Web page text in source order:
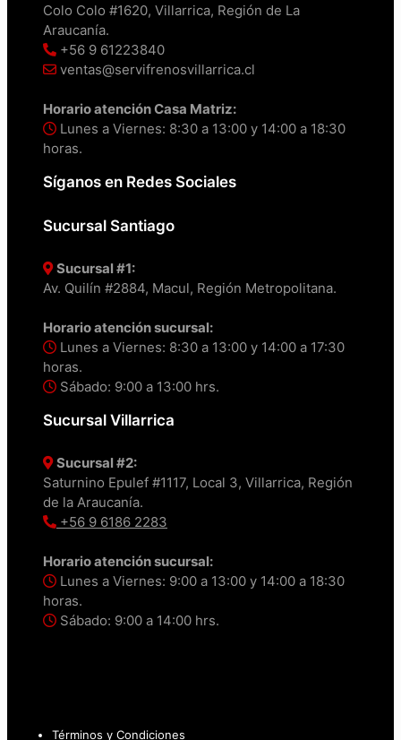
Colo Colo #1620, Villarrica, Región de La
Araucanía.
+56 9 61223840
ventas@servifrenosvillarrica.cl
Horario atención Casa Matriz:
Lunes a Viernes: 8:30 a 13:00 y 14:00 a 18:30
horas.
Síganos en Redes Sociales
Sucursal Santiago
Sucursal #1:
Av. Quilín #2884, Macul, Región Metropolitana.
Horario atención sucursal:
Lunes a Viernes: 8:30 a 13:00 y 14:00 a 17:30
horas.
Sábado: 9:00 a 13:00 hrs.
Sucursal Villarrica
Sucursal #2:
Saturnino Epulef #1117, Local 3, Villarrica, Región
de la Araucanía.
+56 9 6186 2283
Horario atención sucursal:
Lunes a Viernes: 9:00 a 13:00 y 14:00 a 18:30
horas.
Sábado: 9:00 a 14:00 hrs.
Términos y Condiciones